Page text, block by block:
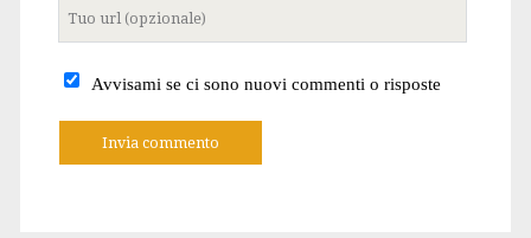
sito
Avvisami se ci sono nuovi commenti o risposte